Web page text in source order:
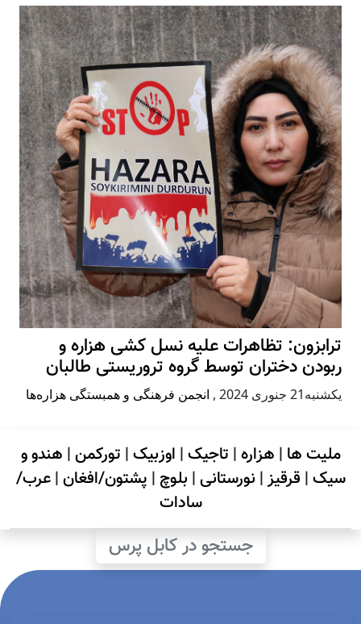
ترابزون: تظاهرات علیه نسل کشی هزاره و
ربودن دختران توسط گروه تروریستی طالبان
يكشنبه21 جنوری 2024 , انجمن فرهنگی و همبستگی هزاره‌ها
ملیت ها | هزاره| تاجیک| اوزبیک| تورکمن| هندو و
سیک| قرقیز| نورستانی| بلوچ | پشتون/افغان|عرب/
سادات
جستجو در کابل پرس